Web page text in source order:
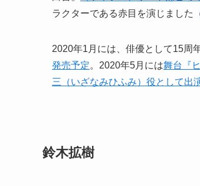
ラクターである赤目を演じました
2020年1月には、俳優として15周
発売予定。2020年5月には舞台『
三（いざなみひふみ）役として出
鈴木拡樹